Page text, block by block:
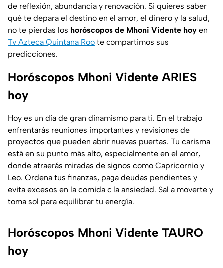
de reflexión, abundancia y renovación. Si quieres saber
qué te depara el destino en el amor, el dinero y la salud,
no te pierdas los horóscopos de Mhoni Vidente hoy en
Tv Azteca Quintana Roo te compartimos sus
predicciones.
Horóscopos Mhoni Vidente ARIES
hoy
Hoy es un día de gran dinamismo para ti. En el trabajo
enfrentarás reuniones importantes y revisiones de
proyectos que pueden abrir nuevas puertas. Tu carisma
está en su punto más alto, especialmente en el amor,
donde atraerás miradas de signos como Capricornio y
Leo. Ordena tus finanzas, paga deudas pendientes y
evita excesos en la comida o la ansiedad. Sal a moverte y
toma sol para equilibrar tu energía.
Horóscopos Mhoni Vidente TAURO
hoy